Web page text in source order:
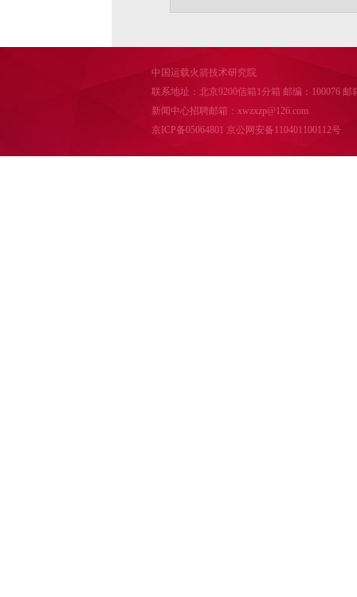
中国运载火箭技术研究院
联系地址：北京9200信箱1分箱 邮编：100076 邮
新闻中心招聘邮箱：xwzxzp@126.com
京ICP备05064801 京公网安备110401100112号